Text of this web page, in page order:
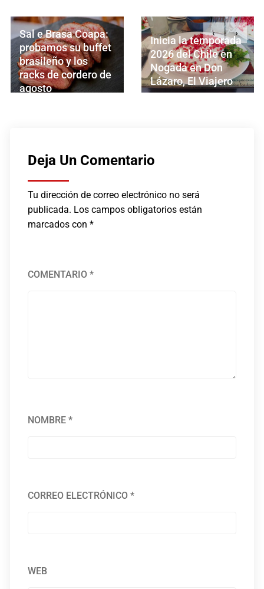
Coapa:
su buffet
y los
cordero de
Inicia la temporada
2026 del Chile en
Nogada en Don
Lázaro, El Viajero
oferta
carta
‹ ›
Deja Un Comentario
Tu dirección de correo electrónico no será
publicada. Los campos obligatorios están
marcados con*
COMENTARIO*
NOMBRE*
CORREO ELECTRÓNICO*
WEB